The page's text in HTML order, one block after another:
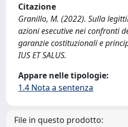
Citazione
Granillo, M. (2022). Sulla
azioni esecutive nei confronti
garanzie costituzionali e
IUS ET SALUS.
Appare nelle tipologie:
1.4 Nota a sentenza
File in questo prodotto: